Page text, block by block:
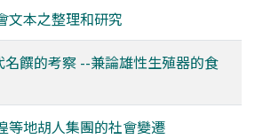
文本之整理和研究
饌的考察 --兼論雄性生殖器的食
等地胡人集團的社會變遷